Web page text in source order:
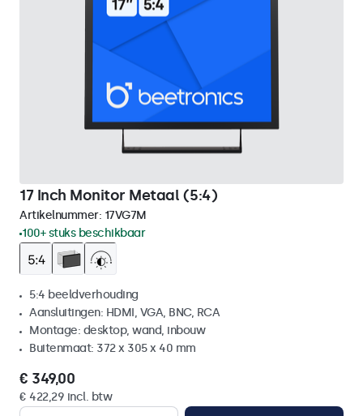
17 Inch Monitor Metaal (5:4)
Artikelnummer: 17VG7M
100+ stuks beschikbaar
5:4 beeldverhouding
Aansluitingen: HDMI, VGA, BNC, RCA
Montage: desktop, wand, inbouw
Buitenmaat: 372 x 305 x 40 mm
€ 349,00
€ 422,29 incl. btw